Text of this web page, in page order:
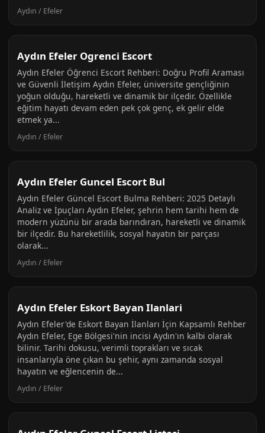
Aydın / Efeler
Aydın Efeler Ogrenci Escort
Aydın Efeler Öğrenci Escort Rehberi: Doğru Profil Araması
ve Güvenli İletişim Aydın Efeler, üniversite gençliğinin
yoğun olduğu, hareketli ve dinamik bir ilçedir. Özellikle
eğitim hayatı devam eden pek çok genç, ek gelir elde
etmek ya...
Aydın / Efeler
Aydın Efeler Guncel Escort Bul
Aydın Efeler Güncel Escort Bulma Rehberi: 2025 Detaylı
Analiz ve İpuçları Aydın Efeler, şehrin hem tarihi hem de
modern yüzünü bir arada barındıran, hareketli ve dinamik
bir ilçedir. Bu hareketlilik, sosyal hayatın bir parçası
olarak...
Aydın / Efeler
Aydın Efeler Eskort Bayan Ilanlari
Aydın Efeler'de Eskort Bayan İlanları İçin Kapsamlı Rehber
Aydın Efeler, Ege Bölgesi'nin incisi Aydın'ın kalbi olarak
bilinir. Tarihi dokusu, verimli toprakları ve sıcak
insanlarıyla öne çıkan bu şehir, aynı zamanda sosyal
hayatın ve eğlencenin de...
Aydın / Efeler